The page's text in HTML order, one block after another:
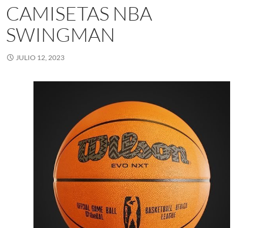
CAMISETAS NBA
SWINGMAN
JULIO 12, 2023